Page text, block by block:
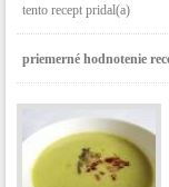
tento recept pridal(a)
priemerné hodnotenie